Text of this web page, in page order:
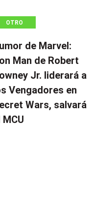
OTRO
de Marvel:
Man de Robert
Jr. liderará a
Vengadores en
Wars, salvará
MCU